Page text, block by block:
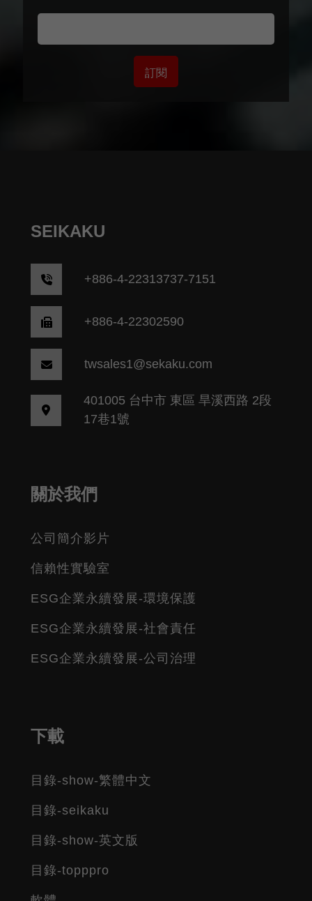
訂閱
SEIKAKU
+886-4-22313737-7151
+886-4-22302590
twsales1@sekaku.com
401005 台中市 東區 旱溪西路 2段
17巷1號
關於我們
公司簡介影片
信賴性實驗室
ESG企業永續發展-環境保護
ESG企業永續發展-社會責任
ESG企業永續發展-公司治理
下載
目錄-show-繁體中文
目錄-seikaku
目錄-show-英文版
目錄-topppro